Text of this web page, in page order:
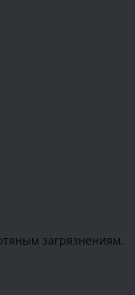
загрязнениям.